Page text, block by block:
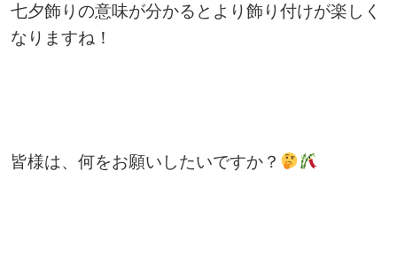
七夕飾りの意味が分かるとより飾り付けが楽しく
なりますね！
皆様は、何をお願いしたいですか？